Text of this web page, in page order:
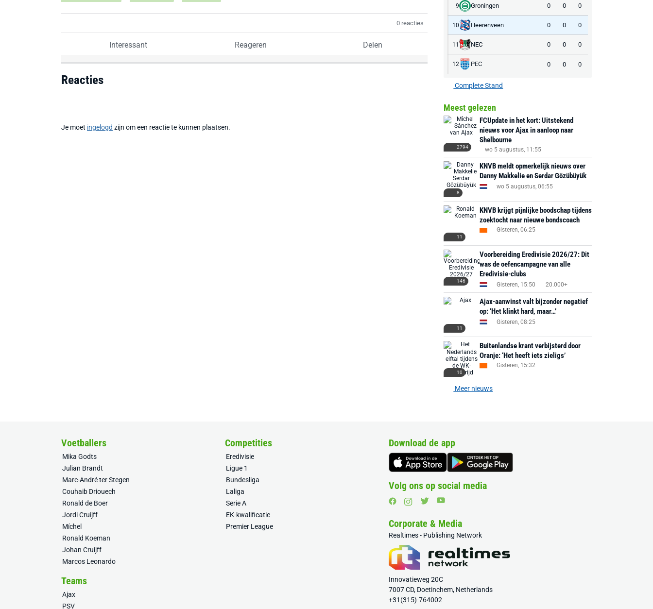
0 reacties
Interessant Reageren Delen
Reacties
Je moet ingelogd zijn om een reactie te kunnen plaatsen.
9 Groningen 0 0 0
10 Heerenveen 0 0 0
11 NEC 0 0 0
12 PEC 0 0 0
Complete Stand
Meest gelezen
2794
FCUpdate in het kort: Uitstekend
nieuws voor Ajax in aanloop naar
Shelbourne
wo 5 augustus, 11:55
8
KNVB meldt opmerkelijk nieuws over
Danny Makkelie en Serdar Gözübüyük
wo 5 augustus, 06:55
11
KNVB krijgt pijnlijke boodschap tijdens
zoektocht naar nieuwe bondscoach
Gisteren, 06:25
146
Voorbereiding Eredivisie 2026/27: Dit
was de oefencampagne van alle
Eredivisie-clubs
Gisteren, 15:50 20.000+
11
Ajax-aanwinst valt bijzonder negatief
op: ‘Het klinkt hard, maar…’
Gisteren, 08:25
10
Buitenlandse krant verbijsterd door
Oranje: ‘Het heeft iets zieligs’
Gisteren, 15:32
Meer nieuws
Voetballers
Mika Godts
Julian Brandt
Marc-André ter Stegen
Couhaib Driouech
Ronald de Boer
Jordi Cruijff
Míchel
Ronald Koeman
Johan Cruijff
Marcos Leonardo
Competities
Eredivisie
Ligue 1
Bundesliga
Laliga
Serie A
EK-kwalificatie
Premier League
Teams
Ajax
PSV
Download de app
Volg ons op social media
Corporate & Media
Realtimes - Publishing Network
Innovatieweg 20C
7007 CD, Doetinchem, Netherlands
+31(315)-764002